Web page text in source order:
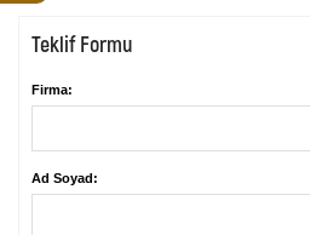
Teklif Formu
Firma:
Ad Soyad: